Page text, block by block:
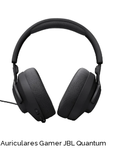
Auriculares Gamer JBL Quantum